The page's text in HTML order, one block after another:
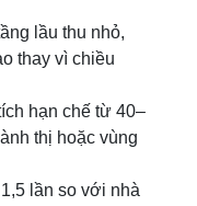
lầu thu nhỏ,
thay vì chiều
hạn chế từ 40–
thị hoặc vùng
lần so với nhà